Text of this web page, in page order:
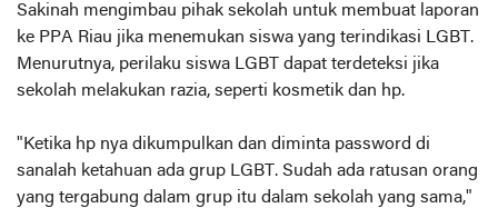
Sakinah mengimbau pihak sekolah untuk membuat laporan
ke PPA Riau jika menemukan siswa yang terindikasi LGBT.
Menurutnya, perilaku siswa LGBT dapat terdeteksi jika
sekolah melakukan razia, seperti kosmetik dan hp.
"Ketika hp nya dikumpulkan dan diminta password di
sanalah ketahuan ada grup LGBT. Sudah ada ratusan orang
yang tergabung dalam grup itu dalam sekolah yang sama,"